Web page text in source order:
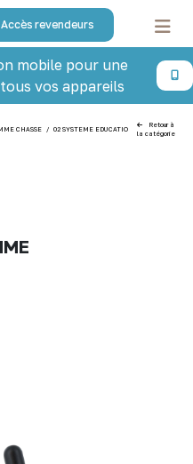
Accès revendeurs
mobile pour une
vos appareils
CHASSE / 02 SYSTEME EDUCATION&REPERAGE
Retour à
la catégorie